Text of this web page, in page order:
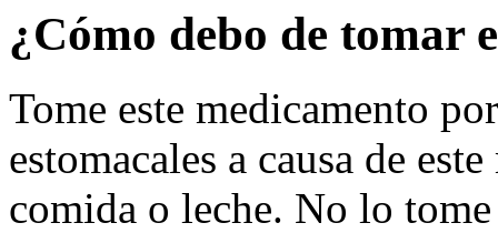
¿Cómo debo de tomar
Tome este medicamento
estomacales a causa de
comida o leche. No lo